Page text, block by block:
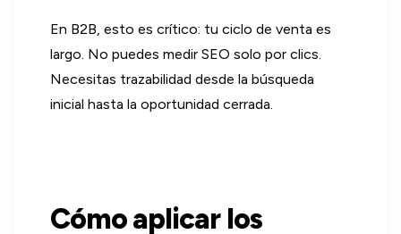
En B2B, esto es crítico: tu ciclo de venta es
largo. No puedes medir SEO solo por clics.
Necesitas trazabilidad desde la búsqueda
inicial hasta la oportunidad cerrada.
Cómo aplicar los